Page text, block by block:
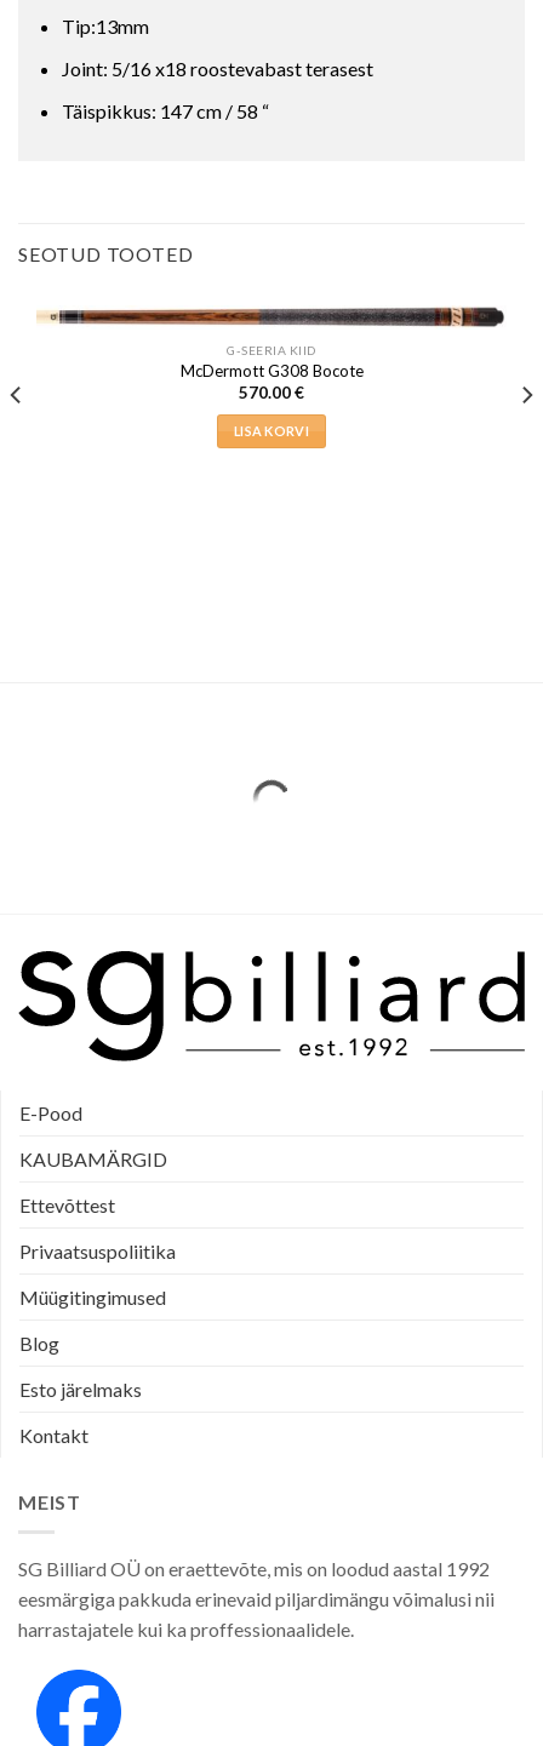
Tip:13mm
Joint: 5/16 x18 roostevabast terasest
Täispikkus: 147 cm / 58 “
SEOTUD TOOTED
G-SEERIA KIID
McDermott G308 Bocote
570.00€
LISA KORVI
E-Pood
KAUBAMÄRGID
Ettevõttest
Privaatsuspoliitika
Müügitingimused
Blog
Esto järelmaks
Kontakt
MEIST
SG Billiard OÜ on eraettevõte, mis on loodud aastal 1992
eesmärgiga pakkuda erinevaid piljardimängu võimalusi nii
harrastajatele kui ka proffessionaalidele.